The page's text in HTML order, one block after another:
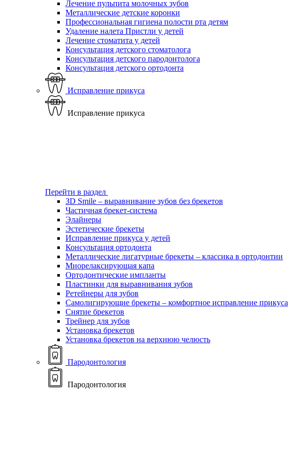
Лечение пульпита молочных зубов
Металлические детские коронки
Профессиональная гигиена полости рта детям
Удаление налета Пристли у детей
Лечение стоматита у детей
Консультация детского стоматолога
Консультация детского пародонтолога
Консультация детского ортодонта
Исправление прикуса
Исправление прикуса
Перейти в раздел
ЗD Smile – выравнивание зубов без брекетов
Частичная брекет-система
Элайнеры
Эстетические брекеты
Исправление прикуса у детей
Консультация ортодонта
Металлические лигатурные брекеты – классика в ортодонтии
Миорелаксирующая капа
Ортодонтические импланты
Пластинки для выравнивания зубов
Ретейнеры для зубов
Самолигирующие брекеты – комфортное исправление прикуса
Снятие брекетов
Трейнер для зубов
Установка брекетов
Установка брекетов на верхнюю челюсть
Пародонтология
Пародонтология